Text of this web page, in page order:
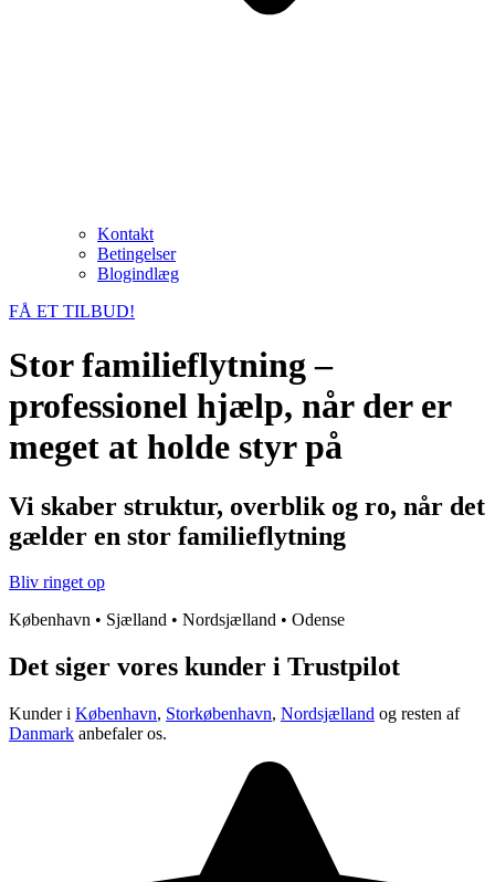
Kontakt
Betingelser
Blogindlæg
FÅ ET TILBUD!
Stor familieflytning –
professionel hjælp, når der er
meget at holde styr på
Vi skaber struktur, overblik og ro, når det
gælder en stor familieflytning
Bliv ringet op
København • Sjælland • Nordsjælland • Odense
Det siger vores kunder i Trustpilot
Kunder i København, Storkøbenhavn, Nordsjælland og resten af
Danmark anbefaler os.